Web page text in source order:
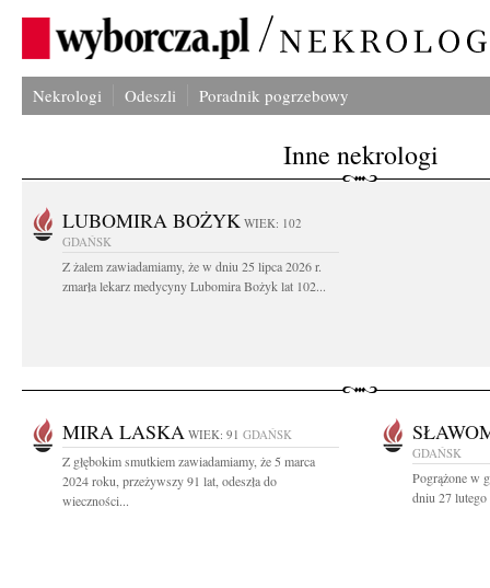
Nekrologi Odeszli Poradnik pogrzebowy
Inne nekrologi
LUBOMIRA BOŻYK WIEK: 102
GDAŃSK
Z żalem zawiadamiamy, że w dniu 25 lipca 2026 r.
zmarła lekarz medycyny Lubomira Bożyk lat 102...
MIRA LASKA WIEK: 91 GDAŃSK
Z głębokim smutkiem zawiadamiamy, że 5 marca
2024 roku, przeżywszy 91 lat, odeszła do
wieczności...
GDAŃSK
Pogrążone w
dniu 27 lutego